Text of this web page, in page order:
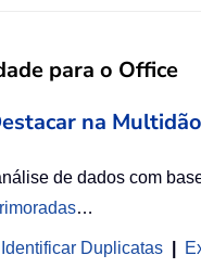
para o Office
na Multidão
de dados com
…
Duplicatas